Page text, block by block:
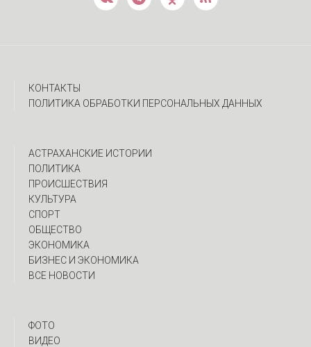
КОНТАКТЫ
ПОЛИТИКА ОБРАБОТКИ ПЕРСОНАЛЬНЫХ ДАННЫХ
АСТРАХАНСКИЕ ИСТОРИИ
ПОЛИТИКА
ПРОИСШЕСТВИЯ
КУЛЬТУРА
СПОРТ
ОБЩЕСТВО
ЭКОНОМИКА
БИЗНЕС И ЭКОНОМИКА
ВСЕ НОВОСТИ
ФОТО
ВИДЕО